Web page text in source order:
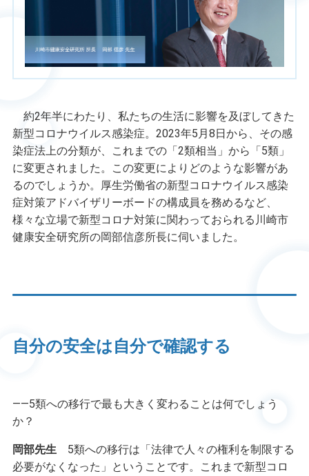
約2年半にわたり、私たちの生活に影響を及ぼしてきた
新型コロナウイルス感染症。2023年5月8日から、その感
染症法上の分類が、これまでの「2類相当」から「5類」
に変更されました。この変更によりどのような影響があ
るのでしょうか。厚生労働省の新型コロナウイルス感染
症対策アドバイザリーボードの構成員を務めるなど、
様々な立場で新型コロナ対策に関わっておられる川崎市
健康安全研究所の岡部信彦所長に伺いました。
自分の安全は自分で確認する
――5類への移行で最も大きく変わることは何でしょう
か？
岡部先生 5類への移行は「法律で人々の権利を制限する
必要がなくなった」ということです。これまで新型コロ